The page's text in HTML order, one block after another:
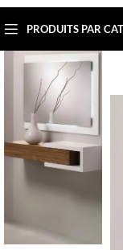
PRODUITS PAR